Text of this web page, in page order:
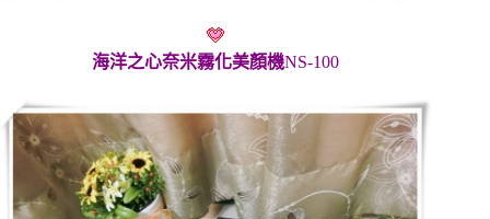
海洋之心奈米霧化美顏機NS-100